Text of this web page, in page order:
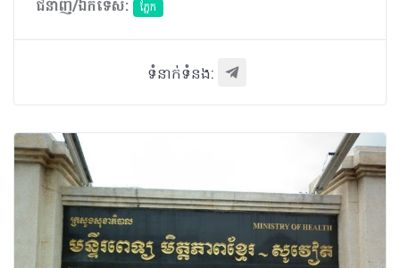
ជំនាញ/ឯកទេស:
ភ្នែក​
ទំនាក់ទំនង: